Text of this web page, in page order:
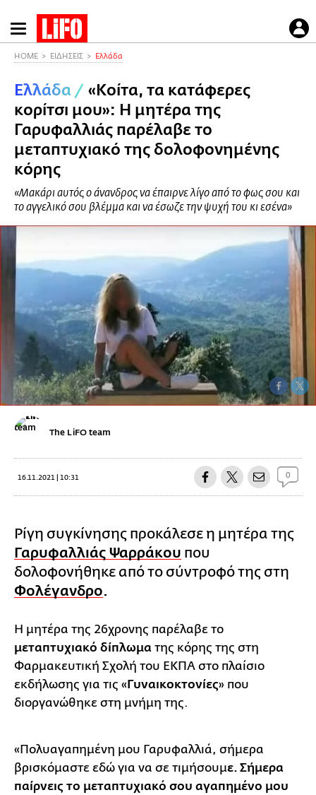
Παράκαμψη
προς
περιεχόμενο
HOME ΕΙΔΗΣΕΙΣ Ελλάδα
Ελλάδα / «Κοίτα, τα κατάφερες
κορίτσι μου»: Η μητέρα της
Γαρυφαλλιάς παρέλαβε το
μεταπτυχιακό της δολοφονημένης
κόρης
«Μακάρι αυτός ο άνανδρος να έπαιρνε λίγο από το φως σου και
το αγγελικό σου βλέμμα και να έσωζε την ψυχή του κι εσένα»
The LiFO team
16.11.2021 | 10:31 0
Ρίγη συγκίνησης προκάλεσε η μητέρα της
Γαρυφαλλιάς Ψαρράκου που
δολοφονήθηκε από το σύντροφό της στη
Φολέγανδρο.
Η μητέρα της 26χρονης παρέλαβε το
μεταπτυχιακό δίπλωμα της κόρης της στη
Φαρμακευτική Σχολή του ΕΚΠΑ στο πλαίσιο
εκδήλωσης για τις «Γυναικοκτονίες» που
διοργανώθηκε στη μνήμη της.
«Πολυαγαπημένη μου Γαρυφαλλιά, σήμερα
βρισκόμαστε εδώ για να σε τιμήσουμε. Σήμερα
παίρνεις το μεταπτυχιακό σου αγαπημένο μου